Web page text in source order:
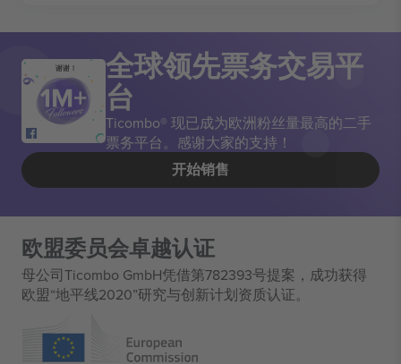
谢谢！ 全球领先票务交易平
台
Ticombo® 现已成为欧洲粉丝量最高的二手
票务平台。感谢大家的支持！
开始销售
欧盟委员会卓越认证
母公司Ticombo GmbH凭借第782393号提案，成功获得
欧盟“地平线2020”研究与创新计划资质认证。